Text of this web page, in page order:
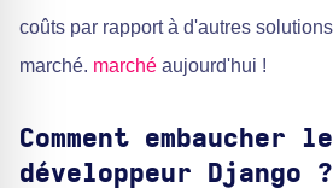
coûts par rapport à d'autres
marché. marché aujourd'hui !
Comment embaucher
développeur Django ?